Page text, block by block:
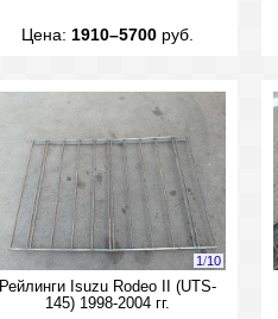
Цена: 1910–5700руб.
1/10
Рейлинги Isuzu Rodeo II (UTS-
145) 1998-2004 гг.